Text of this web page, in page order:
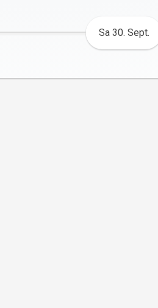
Sa 30. Sept.